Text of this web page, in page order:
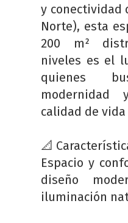
y conectividad
Norte), esta
200 m²
niveles es el
quienes
modernidad
calidad de
📐
Espacio y
diseño
iluminación